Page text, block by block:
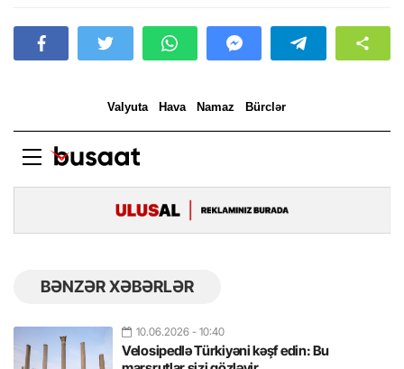
BƏNZƏR XƏBƏRLƏR
10.06.2026 - 10:40
Velosipedlə Türkiyəni kəşf edin: Bu